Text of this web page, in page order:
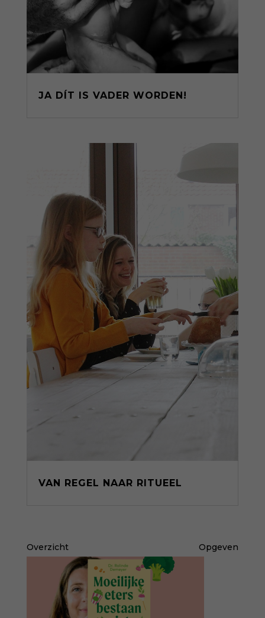
JA DÍT IS VADER WORDEN!
VAN REGEL NAAR RITUEEL
Overzicht Opgeven